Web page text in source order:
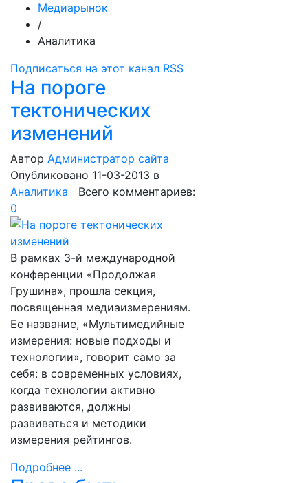
Медиарынок
/
Аналитика
Подписаться на этот канал RSS
На пороге
тектонических
изменений
Автор Администратор сайта
Опубликовано 11-03-2013 в
Аналитика Всего комментариев:
0
В рамках 3-й международной
конференции «Продолжая
Грушина», прошла секция,
посвященная медиаизмерениям.
Ее название, «Мультимедийные
измерения: новые подходы и
технологии», говорит само за
себя: в современных условиях,
когда технологии активно
развиваются, должны
развиваться и методики
измерения рейтингов.
Подробнее ...